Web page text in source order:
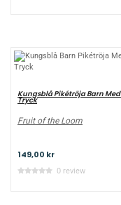
Kungsblå Pikétröja Barn Med
Tryck
Fruit of the Loom
149,00 kr
0 review